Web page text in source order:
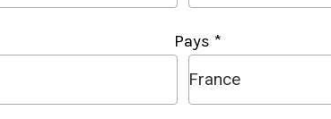
Pays *
France